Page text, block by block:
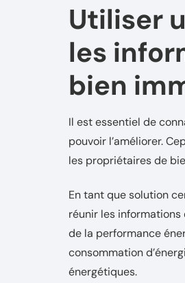
Utiliser
les
bien
Il est essentiel de
pouvoir l’améliorer.
les propriétaires de
En tant que solution
réunir les
de la performance
consommation
énergétiques.